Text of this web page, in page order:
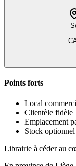
Points forts
Local
Clientèle fidèle
Emplacement
Stock optionnel
Librairie à céder au